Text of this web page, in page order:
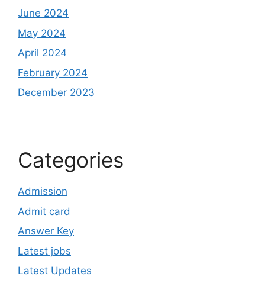
June 2024
May 2024
April 2024
February 2024
December 2023
Categories
Admission
Admit card
Answer Key
Latest jobs
Latest Updates